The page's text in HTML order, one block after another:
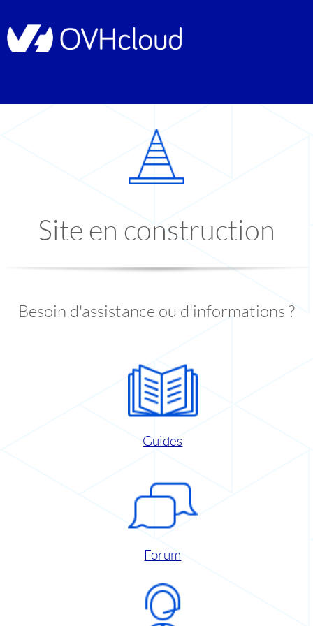
Site en construction
Besoin d'assistance ou d'informations ?
Guides
Forum